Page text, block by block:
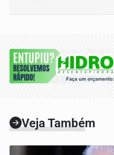
Veja Também